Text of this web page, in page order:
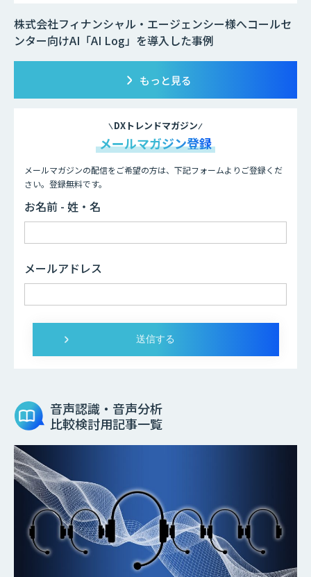
株式会社フィナンシャル・エージェンシー様へコールセ
ンター向けAI「AI Log」を導入した事例
もっと見る
DXトレンドマガジン
メールマガジン登録
メールマガジンの配信をご希望の方は、下記フォームよりご登録くだ
さい。登録無料です。
お名前 - 姓・名
メールアドレス
音声認識・音声分析
比較検討用記事一覧